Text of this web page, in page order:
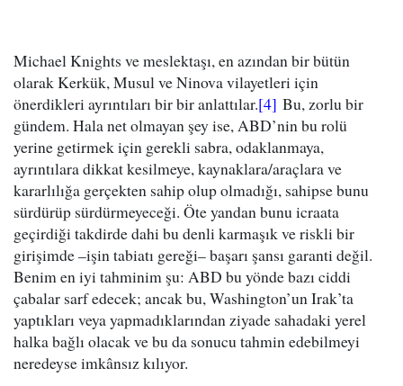
Michael Knights ve meslektaşı, en azından bir bütün
olarak Kerkük, Musul ve Ninova vilayetleri için
önerdikleri ayrıntıları bir bir anlattılar.[4] Bu, zorlu bir
gündem. Hala net olmayan şey ise, ABD’nin bu rolü
yerine getirmek için gerekli sabra, odaklanmaya,
ayrıntılara dikkat kesilmeye, kaynaklara/araçlara ve
kararlılığa gerçekten sahip olup olmadığı, sahipse bunu
sürdürüp sürdürmeyeceği. Öte yandan bunu icraata
geçirdiği takdirde dahi bu denli karmaşık ve riskli bir
girişimde –işin tabiatı gereği– başarı şansı garanti değil.
Benim en iyi tahminim şu: ABD bu yönde bazı ciddi
çabalar sarf edecek; ancak bu, Washington’un Irak’ta
yaptıkları veya yapmadıklarından ziyade sahadaki yerel
halka bağlı olacak ve bu da sonucu tahmin edebilmeyi
neredeyse imkânsız kılıyor.